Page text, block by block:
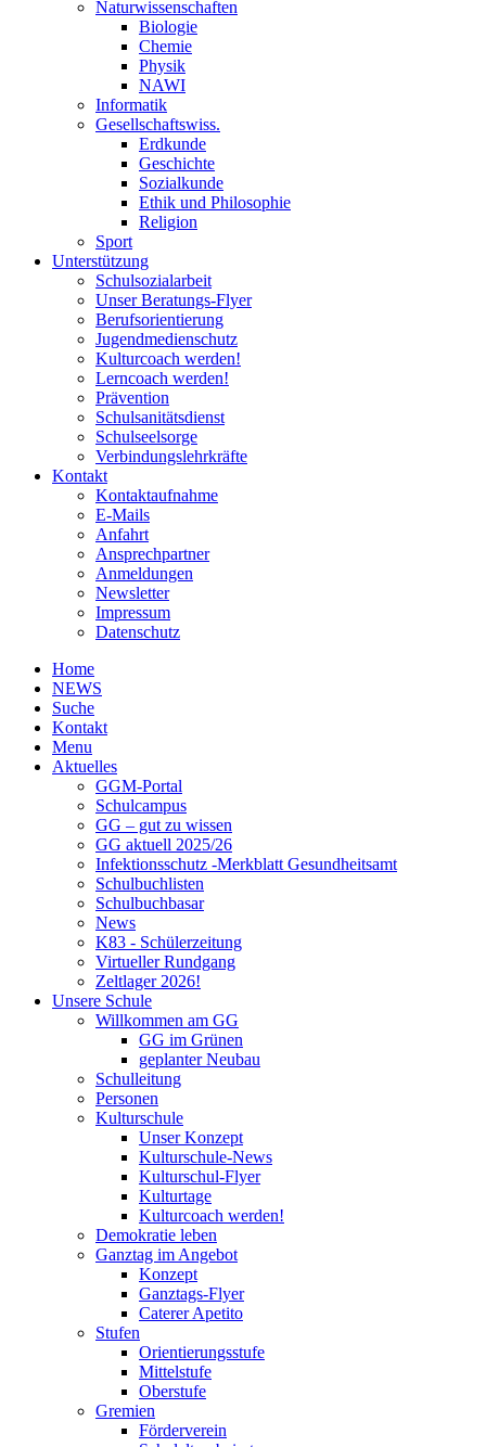
Naturwissenschaften
Biologie
Chemie
Physik
NAWI
Informatik
Gesellschaftswiss.
Erdkunde
Geschichte
Sozialkunde
Ethik und Philosophie
Religion
Sport
Unterstützung
Schulsozialarbeit
Unser Beratungs-Flyer
Berufsorientierung
Jugendmedienschutz
Kulturcoach werden!
Lerncoach werden!
Prävention
Schulsanitätsdienst
Schulseelsorge
Verbindungslehrkräfte
Kontakt
Kontaktaufnahme
E-Mails
Anfahrt
Ansprechpartner
Anmeldungen
Newsletter
Impressum
Datenschutz
Home
NEWS
Suche
Kontakt
Menu
Aktuelles
GGM-Portal
Schulcampus
GG – gut zu wissen
GG aktuell 2025/26
Infektionsschutz -Merkblatt Gesundheitsamt
Schulbuchlisten
Schulbuchbasar
News
K83 - Schülerzeitung
Virtueller Rundgang
Zeltlager 2026!
Unsere Schule
Willkommen am GG
GG im Grünen
geplanter Neubau
Schulleitung
Personen
Kulturschule
Unser Konzept
Kulturschule-News
Kulturschul-Flyer
Kulturtage
Kulturcoach werden!
Demokratie leben
Ganztag im Angebot
Konzept
Ganztags-Flyer
Caterer Apetito
Stufen
Orientierungsstufe
Mittelstufe
Oberstufe
Gremien
Förderverein